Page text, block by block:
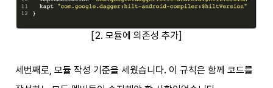
[2. 모듈에 의존성 추가]
세번째로, 모듈 작성 기준을 세웠습니다. 이 규칙은 함께 코드를